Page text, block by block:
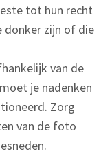
tot hun recht
donker zijn of die
van de
je nadenken
Zorg
van de foto